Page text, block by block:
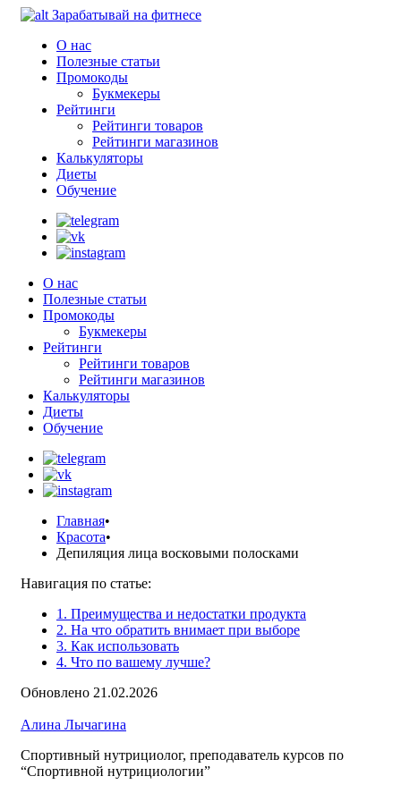
Зарабатывай на фитнесе
О нас
Полезные статьи
Промокоды
Букмекеры
Рейтинги
Рейтинги товаров
Рейтинги магазинов
Калькуляторы
Диеты
Обучение
О нас
Полезные статьи
Промокоды
Букмекеры
Рейтинги
Рейтинги товаров
Рейтинги магазинов
Калькуляторы
Диеты
Обучение
Главная•
Красота•
Депиляция лица восковыми полосками
Навигация по статье:
1. Преимущества и недостатки продукта
2. На что обратить внимает при выборе
3. Как использовать
4. Что по вашему лучше?
Обновлено 21.02.2026
Алина Лычагина
Спортивный нутрициолог, преподаватель курсов по
“Спортивной нутрициологии”